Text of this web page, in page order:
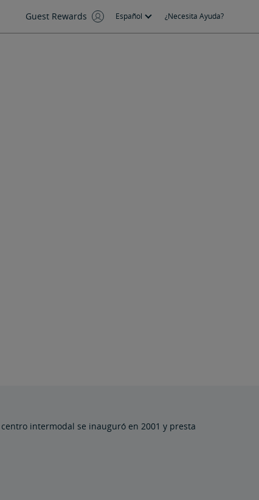
Guest Rewards Español ¿Necesita Ayuda?
intermodal se inauguró en 2001 y presta